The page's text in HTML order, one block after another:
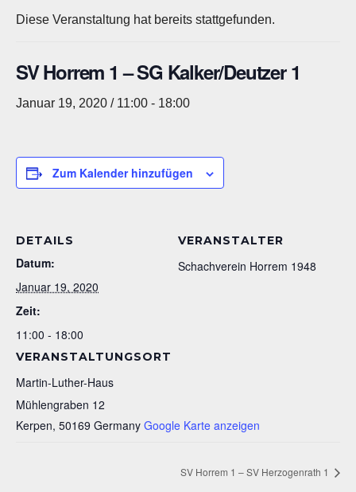
Diese Veranstaltung hat bereits stattgefunden.
SV Horrem 1 – SG Kalker/Deutzer 1
Januar 19, 2020 / 11:00 - 18:00
Zum Kalender hinzufügen
DETAILS
Datum:
Januar 19, 2020
Zeit:
11:00 - 18:00
VERANSTALTUNGSORT
Martin-Luther-Haus
Mühlengraben 12
Kerpen, 50169 Germany Google Karte anzeigen
VERANSTALTER
Schachverein Horrem 1948
SV Horrem 1 – SV Herzogenrath 1